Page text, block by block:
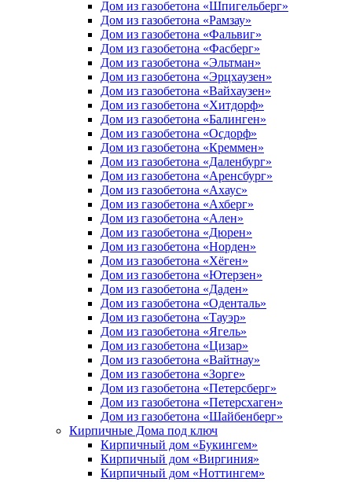
Дом из газобетона «Шпигельберг»
Дом из газобетона «Рамзау»
Дом из газобетона «Фальвиг»
Дом из газобетона «Фасберг»
Дом из газобетона «Эльтман»
Дом из газобетона «Эрцхаузен»
Дом из газобетона «Вайхаузен»
Дом из газобетона «Хитдорф»
Дом из газобетона «Балинген»
Дом из газобетона «Осдорф»
Дом из газобетона «Креммен»
Дом из газобетона «Даленбург»
Дом из газобетона «Аренсбург»
Дом из газобетона «Ахаус»
Дом из газобетона «Ахберг»
Дом из газобетона «Ален»
Дом из газобетона «Дюрен»
Дом из газобетона «Норден»
Дом из газобетона «Хёген»
Дом из газобетона «Ютерзен»
Дом из газобетона «Даден»
Дом из газобетона «Оденталь»
Дом из газобетона «Тауэр»
Дом из газобетона «Ягель»
Дом из газобетона «Цизар»
Дом из газобетона «Вайтнау»
Дом из газобетона «Зорге»
Дом из газобетона «Петерсберг»
Дом из газобетона «Петерсхаген»
Дом из газобетона «Шайбенберг»
Кирпичные Дома под ключ
Кирпичный дом «Букингем»
Кирпичный дом «Виргиния»
Кирпичный дом «Ноттингем»